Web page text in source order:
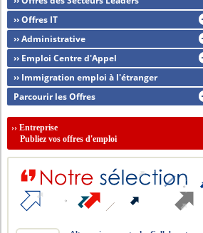
›› Offres IT
›› Administrative
›› Emploi Centre d'Appel
›› Immigration emploi à l'étranger
Parcourir les Offres
››Entreprise
Publiez vos offres d'emploi